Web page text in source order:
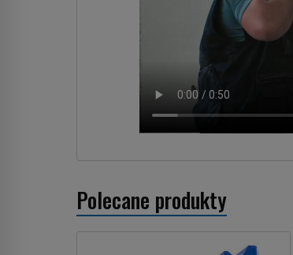
Polecane produkty